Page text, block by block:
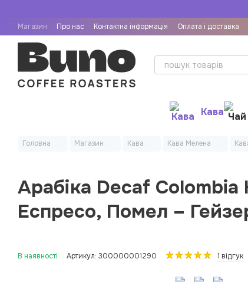
Магазин Про нас Контактна інформація Оплата і доставка
Рецепти приготування кави
Угода користувача Договір
Кава
Головна Магазин Кава Кава Мелена
Арабіка Decaf
Еспресо, Помел –
В наявності Артикул: 300000001290 1 відгук